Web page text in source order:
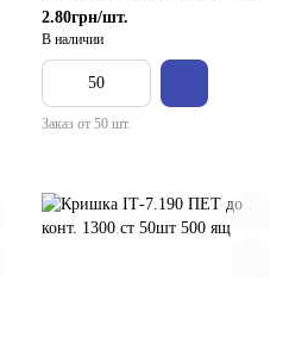
Студія
2.80грн/шт.
В наличии
Заказ от 50 шт.